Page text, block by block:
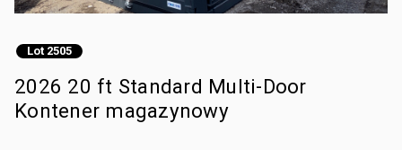
Lot 2505
2026 20 ft Standard Multi-Door
Kontener magazynowy